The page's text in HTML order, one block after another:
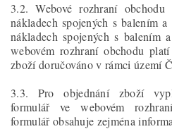
3.2. Webové rozhraní
nákladech spojených s balením
nákladech spojených s balením
webovém rozhraní obchodu
zboží doručováno v rámci území
3.3. Pro objednání zboží
formulář ve webovém
formulář obsahuje zejména